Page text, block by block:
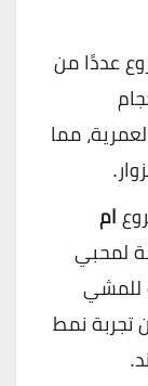
عددًا من
مما
ام
لمحبي
للمشي
تجربة نمط